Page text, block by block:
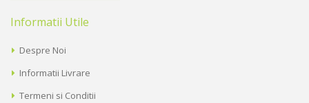
Informatii Utile
Despre Noi
Informatii Livrare
Termeni si Conditii